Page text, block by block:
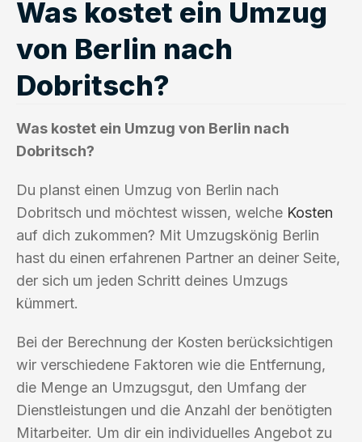
Was kostet ein Umzug
von Berlin nach
Dobritsch?
Was kostet ein Umzug von Berlin nach
Dobritsch?
Du planst einen Umzug von Berlin nach
Dobritsch und möchtest wissen, welche Kosten
auf dich zukommen? Mit Umzugskönig Berlin
hast du einen erfahrenen Partner an deiner Seite,
der sich um jeden Schritt deines Umzugs
kümmert.
Bei der Berechnung der Kosten berücksichtigen
wir verschiedene Faktoren wie die Entfernung,
die Menge an Umzugsgut, den Umfang der
Dienstleistungen und die Anzahl der benötigten
Mitarbeiter. Um dir ein individuelles Angebot zu